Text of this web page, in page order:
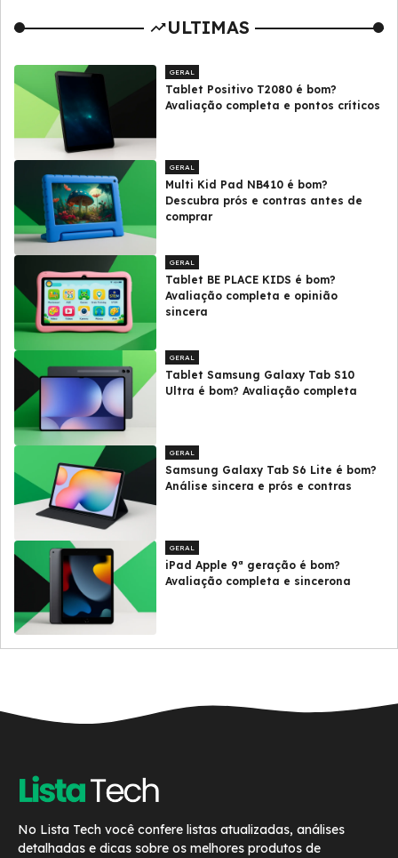
ULTIMAS
GERAL
Tablet Positivo T2080 é bom?
Avaliação completa e pontos críticos
GERAL
Multi Kid Pad NB410 é bom?
Descubra prós e contras antes de
comprar
GERAL
Tablet BE PLACE KIDS é bom?
Avaliação completa e opinião
sincera
GERAL
Tablet Samsung Galaxy Tab S10
Ultra é bom? Avaliação completa
GERAL
Samsung Galaxy Tab S6 Lite é bom?
Análise sincera e prós e contras
GERAL
iPad Apple 9ª geração é bom?
Avaliação completa e sincerona
No Lista Tech você confere listas atualizadas, análises
detalhadas e dicas sobre os melhores produtos de